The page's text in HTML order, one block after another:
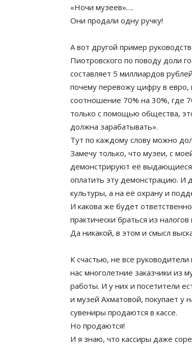
«Ночи музеев»….
Они продали одну ручку!
А вот другой пример
Пиотровского по поводу доли
составляет 5 миллиардов
почему перевожу цифру в евро,
соотношение 70% на 30%, где
только с помощью общества,
должна зарабатывать».
Тут по каждому слову можно
Замечу только, что музеи, с
демонстрируют её выдающиеся
оплатить эту демонстрацию. И
культуры, а на её охрану и
И какова же будет
практически браться из налогов
Да никакой, в этом и смысл
К счастью, не все
нас многолетние заказчики из
работы. И у них и посетители
и музей Ахматовой, покупает у
сувениры продаются в кассе.
Но продаются!
И я знаю, что кассиры даже